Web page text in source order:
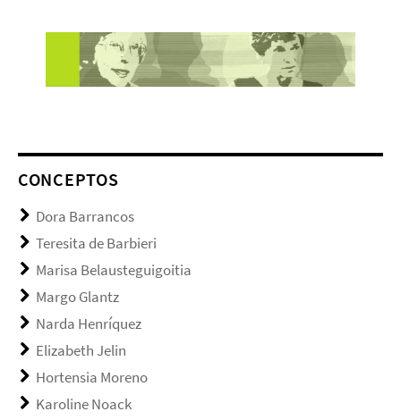
CONCEPTOS
Dora Barrancos
Teresita de Barbieri
Marisa Belausteguigoitia
Margo Glantz
Narda Henríquez
Elizabeth Jelin
Hortensia Moreno
Karoline Noack